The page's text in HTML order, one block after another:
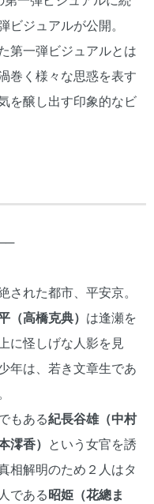
ジュアルが公開。
第一弾ビジュアルとは
巻く様々な思惑を表す
を醸し出す印象的なビ
れた都市、平安京。
（高橋克典） は逢瀬を
に怪しげな人影を見
年は、若き文章生であ
もある紀長谷雄（中村
澪香） という女官を誘
相解明のため２人はタ
である昭姫（花總ま